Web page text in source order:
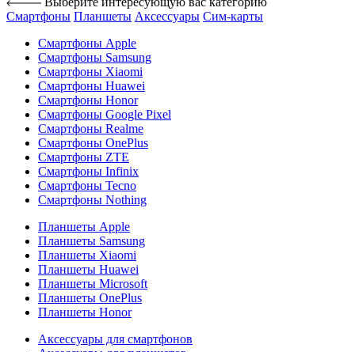
Смартфоны Планшеты Аксессуары Сим-карты
Смартфоны Apple
Смартфоны Samsung
Смартфоны Xiaomi
Смартфоны Huawei
Смартфоны Honor
Смартфоны Google Pixel
Смартфоны Realme
Смартфоны OnePlus
Смартфоны ZTE
Смартфоны Infinix
Смартфоны Tecno
Смартфоны Nothing
Планшеты Apple
Планшеты Samsung
Планшеты Xiaomi
Планшеты Huawei
Планшеты Microsoft
Планшеты OnePlus
Планшеты Honor
Аксессуары для смартфонов